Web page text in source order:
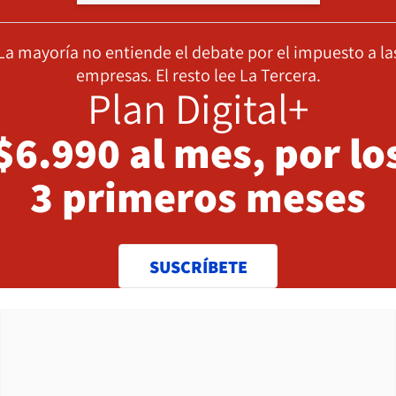
mayoría no entiende el debate por el impuesto a
empresas. El resto lee La Tercera.
Plan Digital+
al mes, por
3 primeros meses
SUSCRÍBETE